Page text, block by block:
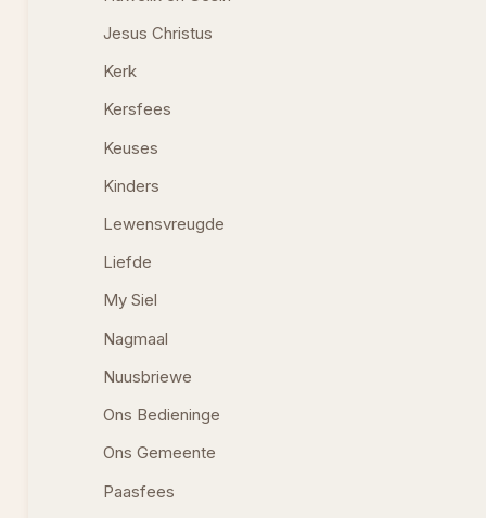
Jesus Christus
Kerk
Kersfees
Keuses
Kinders
Lewensvreugde
Liefde
My Siel
Nagmaal
Nuusbriewe
Ons Bedieninge
Ons Gemeente
Paasfees